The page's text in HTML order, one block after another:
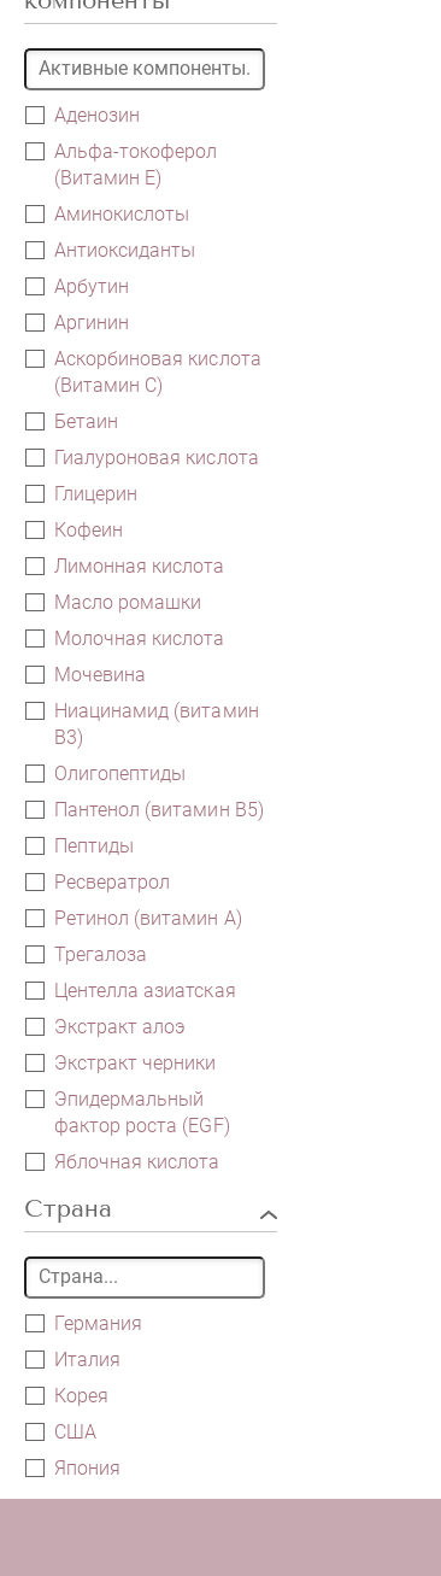
Аденозин
Альфа-токоферол
(Витамин E)
Аминокислоты
Антиоксиданты
Арбутин
Аргинин
Аскорбиновая кислота
(Витамин С)
Бетаин
Гиалуроновая кислота
Глицерин
Кофеин
Лимонная кислота
Масло ромашки
Молочная кислота
Мочевина
Ниацинамид (витамин
В3)
Олигопептиды
Пантенол (витамин B5)
Пептиды
Ресвератрол
Ретинол (витамин А)
Трегалоза
Центелла азиатская
Экстракт алоэ
Экстракт черники
Эпидермальный
фактор роста (EGF)
Яблочная кислота
Страна
Германия
Италия
Корея
США
Япония